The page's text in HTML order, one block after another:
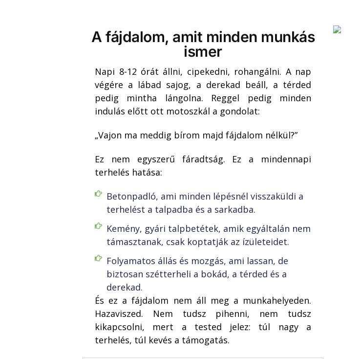
A fájdalom, amit minden munkás
ismer
Napi 8-12 órát állni, cipekedni, rohangálni. A nap
végére a lábad sajog, a derekad beáll, a térded
pedig mintha lángolna. Reggel pedig minden
indulás előtt ott motoszkál a gondolat:
„Vajon ma meddig bírom majd fájdalom nélkül?”
Ez nem egyszerű fáradtság. Ez a mindennapi
terhelés hatása:
Betonpadló, ami minden lépésnél visszaküldi a
terhelést a talpadba és a sarkadba.
Kemény, gyári talpbetétek, amik egyáltalán nem
támasztanak, csak koptatják az ízületeidet.
Folyamatos állás és mozgás, ami lassan, de
biztosan szétterheli a bokád, a térded és a
derekad.
És ez a fájdalom nem áll meg a munkahelyeden.
Hazaviszed. Nem tudsz pihenni, nem tudsz
kikapcsolni, mert a tested jelez: túl nagy a
terhelés, túl kevés a támogatás.
email
KÉREM A KUPONT!